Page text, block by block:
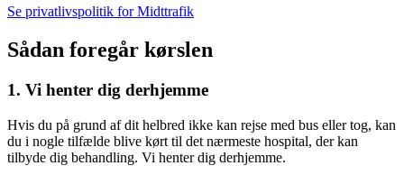
Se privatlivspolitik for Midttrafik
Sådan foregår kørslen
1. Vi henter dig derhjemme
Hvis du på grund af dit helbred ikke kan rejse med bus eller tog, kan
du i nogle tilfælde blive kørt til det nærmeste hospital, der kan
tilbyde dig behandling. Vi henter dig derhjemme.